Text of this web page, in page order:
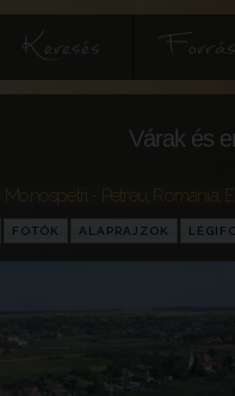
Keresés
Várak és
Monospetri - Petreu Románia
FOTÓK ALAPRAJZOK